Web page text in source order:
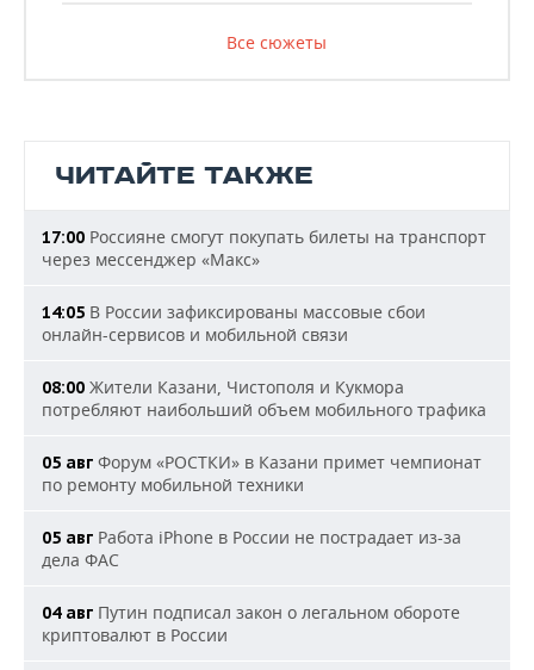
Все сюжеты
ЧИТАЙТЕ ТАКЖЕ
17:00 Россияне смогут покупать билеты на транспорт
через мессенджер «Макс»
14:05 В России зафиксированы массовые сбои
онлайн-сервисов и мобильной связи
08:00 Жители Казани, Чистополя и Кукмора
потребляют наибольший объем мобильного трафика
05 авг Форум «РОСТКИ» в Казани примет чемпионат
по ремонту мобильной техники
05 авг Работа iPhone в России не пострадает из-за
дела ФАС
04 авг Путин подписал закон о легальном обороте
криптовалют в России